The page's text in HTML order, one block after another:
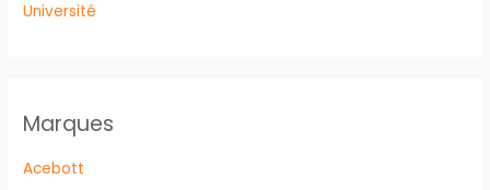
Université
Marques
Acebott